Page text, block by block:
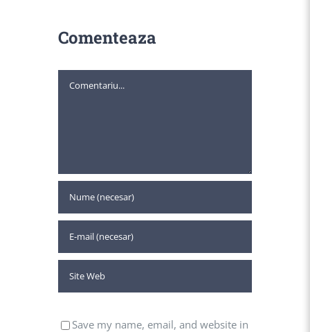
Comenteaza
Comment
Save my name, email, and website in